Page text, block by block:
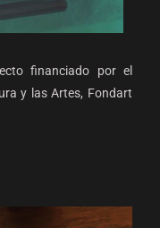
financiado por el
y las Artes, Fondart